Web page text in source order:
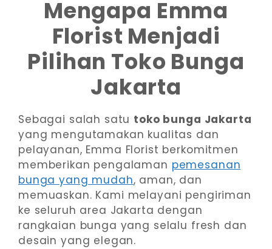
Mengapa Emma
Florist Menjadi
Pilihan Toko Bunga
Jakarta
Sebagai salah satu toko bunga Jakarta
yang mengutamakan kualitas dan
pelayanan, Emma Florist berkomitmen
memberikan pengalaman pemesanan
bunga yang mudah, aman, dan
memuaskan. Kami melayani pengiriman
ke seluruh area Jakarta dengan
rangkaian bunga yang selalu fresh dan
desain yang elegan.